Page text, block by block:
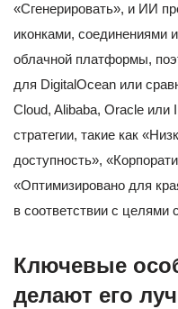
«Сгенерировать», и ИИ
иконками, соединениями
облачной платформы,
для DigitalOcean или
Cloud, Alibaba, Oracle или
стратегии, такие как
доступность»,
«Оптимизировано для
в соответствии с целями
Ключевые
делают его